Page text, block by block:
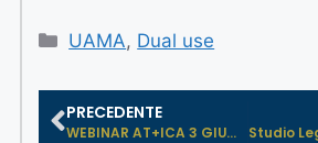
UAMA, Dual use
PRECEDENTE
WEBINAR AT+ICA 3 GIUGNO SUL CONTROL...